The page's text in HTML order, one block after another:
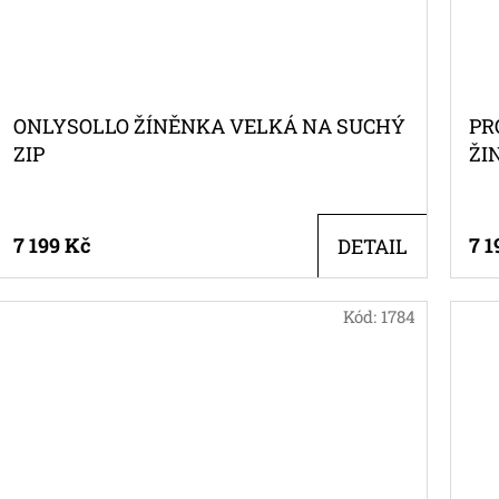
ONLYSOLLO ŽÍNĚNKA VELKÁ NA SUCHÝ
ZIP
7 199 Kč DETAIL 7
Kód: 1784